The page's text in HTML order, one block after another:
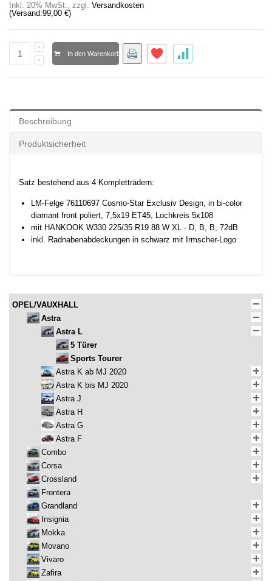
Inkl. 20% MwSt., zzgl. Versandkosten
(Versand:99,00 €)
In den Warenkorb
Beschreibung
Produktsicherheit
Satz bestehend aus 4 Kompletträdern:
LM-Felge 76110697 Cosmo-Star Exclusiv Design, in bi-color
diamant front poliert, 7,5x19 ET45, Lochkreis 5x108
mit HANKOOK W330 225/35 R19 88 W XL - D, B, B, 72dB
inkl. Radnabenabdeckungen in schwarz mit Irmscher-Logo
OPEL/VAUXHALL
Astra
Astra L
5 Türer
Sports Tourer
Astra K ab MJ 2020
Astra K bis MJ 2020
Astra J
Astra H
Astra G
Astra F
Combo
Corsa
Crossland
Frontera
Grandland
Insignia
Mokka
Movano
Vivaro
Zafira